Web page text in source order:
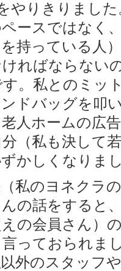
やりきりまし
ースではなく
持っている人
ればならない
。私とのミッ
ドバッグを叩
人ホームの広
（私も決して
かしくなりま
私のヨネクラ
の話をすると
えの会員さん）
っておられま
外のスタッフ